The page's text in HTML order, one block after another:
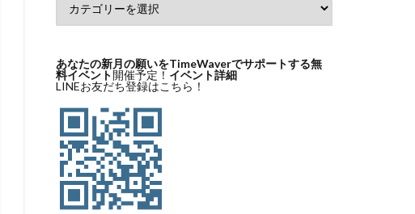
あなたの新月の願いをTimeWaverでサポートする無
料イベント開催予定！ イベント詳細
LINEお友だち登録はこちら！